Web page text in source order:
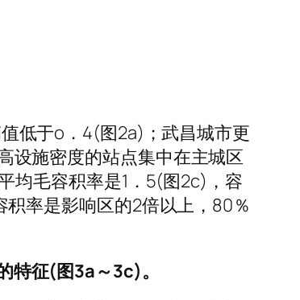
低于o．4(图2a)；武昌城市更
设施密度的站点集中在主城区
均毛容积率是1．5(图2c)，容
率是影响区的2倍以上，80％
特征(图3a～3c)。